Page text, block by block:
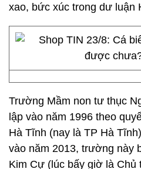
xao, bức xúc trong dư luận
Trường Mầm non tư thục
lập vào năm 1996 theo
Hà Tĩnh (nay là TP Hà
vào năm 2013, trường này
Kim Cự (lúc bấy giờ là Chủ